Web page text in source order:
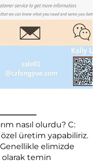
nasıl olurdu? C:
üretim yapabiliriz.
Genellikle elimizde
temin